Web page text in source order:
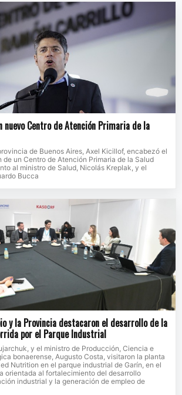
Centro de Atención Primaria de la
de Buenos Aires, Axel Kicillof, encabezó el
un Centro de Atención Primaria de la Salud
al ministro de Salud, Nicolás Kreplak, y el
Bucca
y la Provincia destacaron el desarrollo de la
por el Parque Industrial
y el ministro de Producción, Ciencia e
bonaerense, Augusto Costa, visitaron la planta
Nutrition en el parque industrial de Garín, en el
orientada al fortalecimiento del desarrollo
industrial y la generación de empleo de